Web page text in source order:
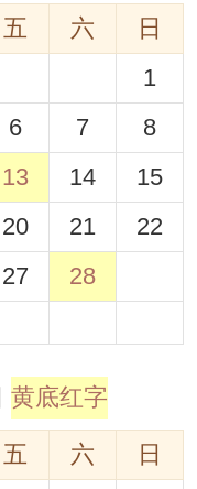
五 六
日
1
6 7
8
13 14
15
20 21
22
27 28
黄底红字
五 六
日